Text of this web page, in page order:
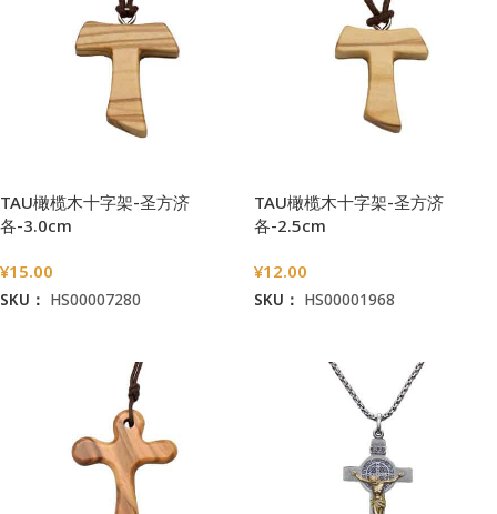
TAU橄榄木十字架-圣方济
各-3.0cm
¥15.00
SKU： HS00007280
TAU橄榄木十字架-圣方济
各-2.5cm
¥12.00
SKU： HS00001968